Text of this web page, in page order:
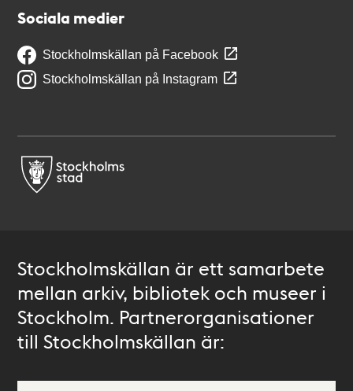
Sociala medier
Stockholmskällan på Facebook
Stockholmskällan på Instagram
Stockholmskällan är ett samarbete
mellan arkiv, bibliotek och museer i
Stockholm. Partnerorganisationer
till Stockholmskällan är: